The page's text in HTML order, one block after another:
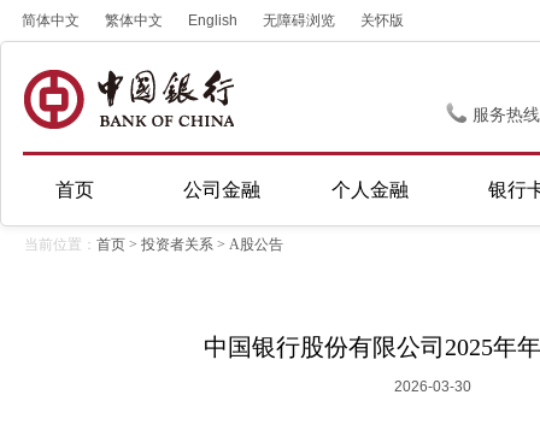
简体中文 繁体中文 English 无障碍浏览 关怀版
服务热
首页 公司金融 个人金融 银行
当前位置： 首页 > 投资者关系 > A股公告
中国银行股份有限公司2025年
2026-03-30